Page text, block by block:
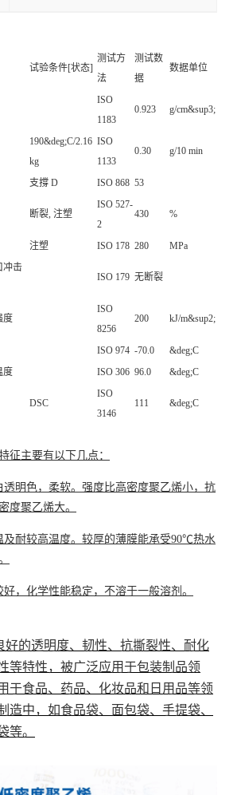
试验条件[状态]
测试方
法
测试数
据
数据单位
ISO
1183
0.923 g/cm&sup3;
190&deg;C/2.16
kg
ISO
1133
0.30 g/10 min
支撐 D ISO 868 53
断裂, 注塑
ISO 527-
2
430 %
注塑 ISO 178 280
MPa
冲击
ISO 179 无断裂
度
ISO
8256
200 kJ/m&sup2;
ISO 974 -70.0
&deg;C
度
ISO 306 96.0 &deg;C
DSC
ISO
3146
111 &deg;C
征主要有以下几点：
透明色，柔软。强度比高密度聚乙烯小，抗
度聚乙烯大。
及耐较高温度。较厚的薄膜能承受90℃热水
，化学性能稳定，不溶于一般溶剂。
好的透明度、韧性、抗撕裂性、耐化
等特性，被广泛应用于包装制品领
于食品、药品、化妆品和日用品等领
造中，如食品袋、面包袋、手提袋、
等。